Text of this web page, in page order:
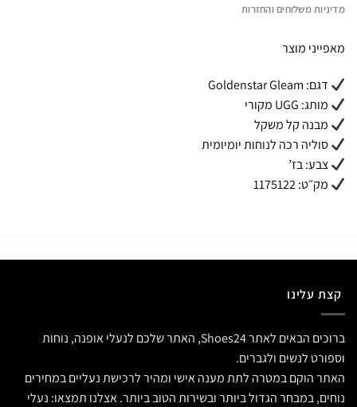
מדיניות משלוחים והחזרות
מאפייני מוצר
דגם: Goldenstar Gleam
מותג: UGG מקורי
מבנה קל משקל
סוליה רכה לנוחות יומיומית
צבע: בז’
מק״ט: 1175122
קצת עלינו
ברוכים הבאים לאתר Shoes24, האתר שלכם לנעלי אופנה, נוחות
וספורט לנשים ולגברים.
האתר הוקם במטרה לתת מענה אישי ומהיר לרכישת נעליים במחירים
נוחים, במבחר הגדול ביותר ובשירות הטוב ביותר. אצלנו תמצאו: נעלי